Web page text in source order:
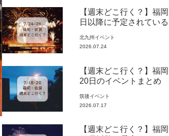
【週末どこ行く？】福
日以降に予定されてい
北九州 イベント
2026.07.24
【週末どこ行く？】福
20日のイベントまとめ
筑後イベント
2026.07.17
【週末どこ行く？】福